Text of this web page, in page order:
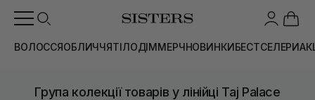
ВОЛОССЯОБЛИЧЧЯТІЛОДІММЕРЧНОВИНКИБЕСТСЕЛЕРИ
Група колекції товарів у лінійці Taj Palace